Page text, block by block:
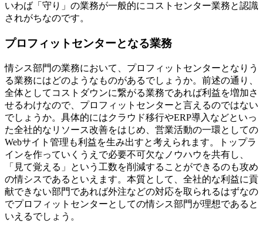
いわば「守り」の業務が一般的にコストセンター業務と認識
されがちなのです。
プロフィットセンターとなる業務
情シス部門の業務において、プロフィットセンターとなりう
る業務にはどのようなものがあるでしょうか。前述の通り、
全体としてコストダウンに繋がる業務であれば利益を増加さ
せるわけなので、プロフィットセンターと言えるのではない
でしょうか。具体的にはクラウド移行やERP導入などといっ
た全社的なリソース改善をはじめ、営業活動の一環としての
Webサイト管理も利益を生み出すと考えられます。トップラ
インを作っていくうえで必要不可欠なノウハウを共有し、
「見て覚える」という工数を削減することができるのも攻め
の情シスであるといえます。本質として、全社的な利益に貢
献できない部門であれば外注などの対応を取られるはずなの
でプロフィットセンターとしての情シス部門が理想であると
いえるでしょう。